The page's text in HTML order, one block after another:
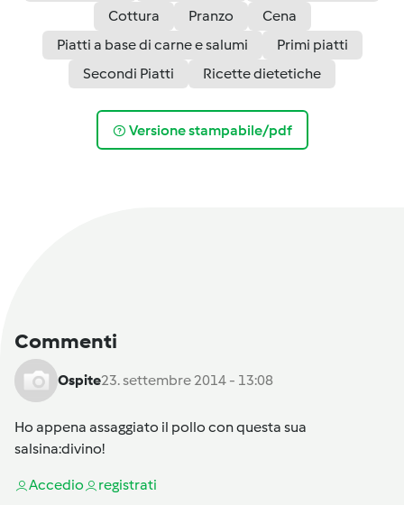
Cottura Pranzo
Cena
Piatti a base di carne e salumi
Primi piatti
Secondi Piatti
Ricette dietetiche
Versione stampabile/pdf
Commenti
Ospite23. settembre 2014 - 13:08
Ho appena assaggiato il pollo con questa sua
salsina:divino!
Accedio registrati